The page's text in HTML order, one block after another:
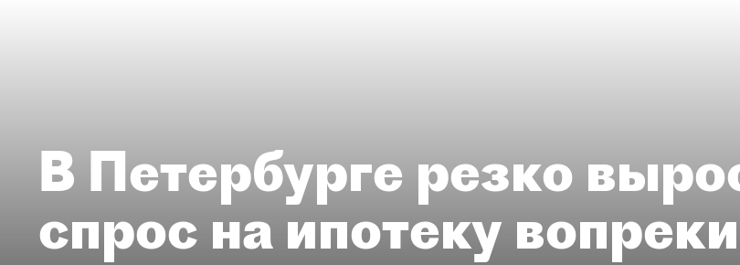
В Петербурге резко
спрос на ипотеку вопреки